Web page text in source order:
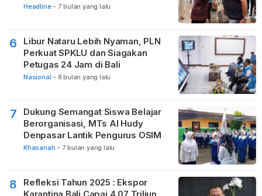
Headline - 7 bulan yang lalu
6
Libur Nataru Lebih Nyaman, PLN
Perkuat SPKLU dan Siagakan
Petugas 24 Jam di Bali
Nasional - 8 bulan yang lalu
7
Dukung Semangat Siswa Belajar
Berorganisasi, MTs Al Hudy
Denpasar Lantik Pengurus OSIM
Khasanah - 7 bulan yang lalu
8
Refleksi Tahun 2025 : Ekspor
Karantina Bali Capai 4,07 Triliun